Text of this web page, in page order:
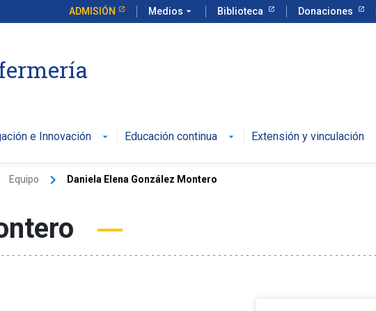
ADMISIÓN Medios arrow_drop_down Biblioteca Donaciones
e Innovación Educación continua Extensión y vinculación
Equipo keyboard_arrow_right Daniela Elena González Montero